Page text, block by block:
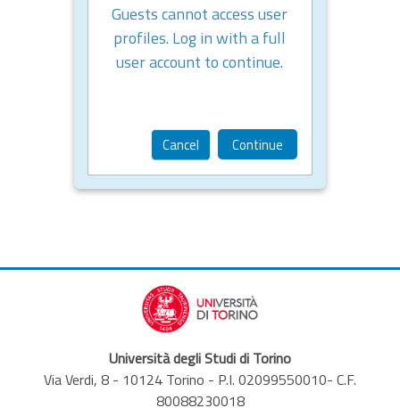
Guests cannot access user
profiles. Log in with a full
user account to continue.
Cancel Continue
Università degli Studi di Torino
Via Verdi, 8 - 10124 Torino - P.I. 02099550010- C.F.
80088230018